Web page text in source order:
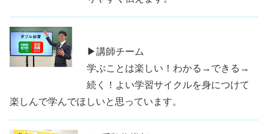
▶講師チーム
学ぶことは楽しい！わかる→できる→
続く！よい学習サイクルを身につけて
楽しんで学んでほしいと思っています。